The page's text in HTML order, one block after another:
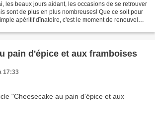
les beaux jours aidant, les occasions de se retrouver
sont de plus en plus nombreuses! Que ce soit pour
apéritif dînatoire, c'est le moment de renouveler
pain d'épice et aux framboises
17:33